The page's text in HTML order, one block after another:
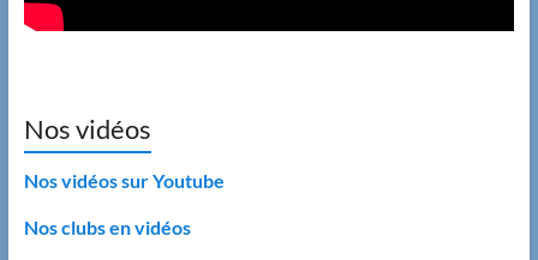
Nos vidéos
Nos vidéos sur Youtube
Nos clubs en vidéos